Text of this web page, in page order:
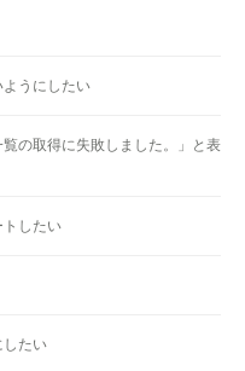
うにしたい
の取得に失敗しました。」と表
したい
したい